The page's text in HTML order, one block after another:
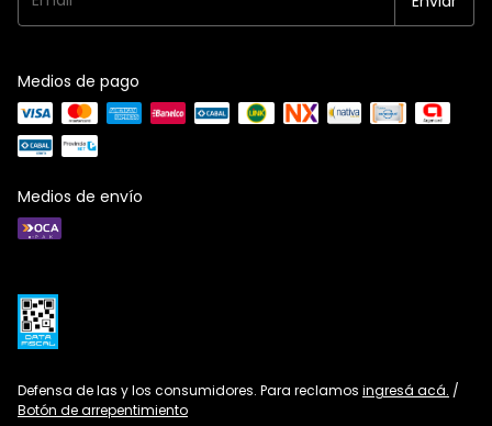
Medios de pago
Medios de envío
Defensa de las y los consumidores. Para reclamos ingresá acá. /
Botón de arrepentimiento